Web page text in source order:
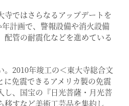
寺ではさらなるアップデートを
計画で、警報設備や消火設備
配管の耐震化などを進めている
。2010年竣工の＜東大寺総合文
に免震できるアメリカ製の免震
し、国宝の『日光菩薩・月光菩
移すなど美術工芸品を集約し